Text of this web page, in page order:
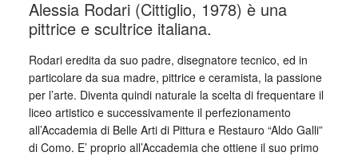
Alessia Rodari (Cittiglio, 1978) è una
pittrice e scultrice italiana.
Rodari eredita da suo padre, disegnatore tecnico, ed in
particolare da sua madre, pittrice e ceramista, la passione
per l’arte. Diventa quindi naturale la scelta di frequentare il
liceo artistico e successivamente il perfezionamento
all’Accademia di Belle Arti di Pittura e Restauro “Aldo Galli”
di Como. E’ proprio all’Accademia che ottiene il suo primo